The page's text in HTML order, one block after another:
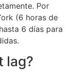
Por
(6 horas de
6 días para
lag?